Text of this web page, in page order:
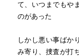
て、いつまでもや
のがあった
しかし悪い事ばか
み寄り、捜査が打